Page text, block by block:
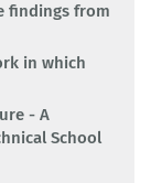
findings from
in which
- A
School